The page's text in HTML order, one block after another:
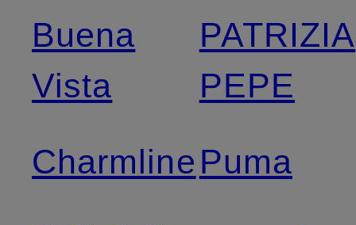
Buena
Vista
Charmline
PATRIZIA
PEPE
Puma